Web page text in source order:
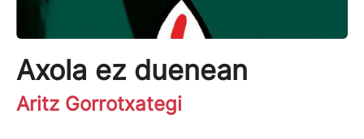
Axola ez duenean
Aritz Gorrotxategi